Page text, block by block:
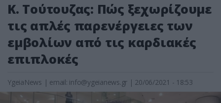
Κ. Τούτουζας: Πώς ξεχωρίζουμε
τις απλές παρενέργειες των
εμβολίων από τις καρδιακές
επιπλοκές
YgeiaNews | email: info@ygeianews.gr | 20/06/2021 - 18:53